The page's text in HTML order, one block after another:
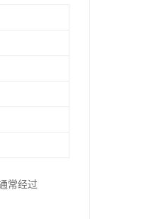
常经过